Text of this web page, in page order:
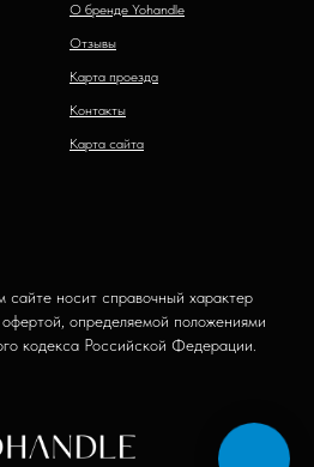
О бренде Yohandle
Отзывы
Карта проезда
Контакты
Карта сайта
носит справочный характер
офертой, определяемой положениями
кодекса Российской Федерации.